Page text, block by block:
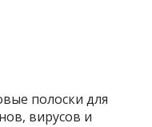
полоски для
вирусов и